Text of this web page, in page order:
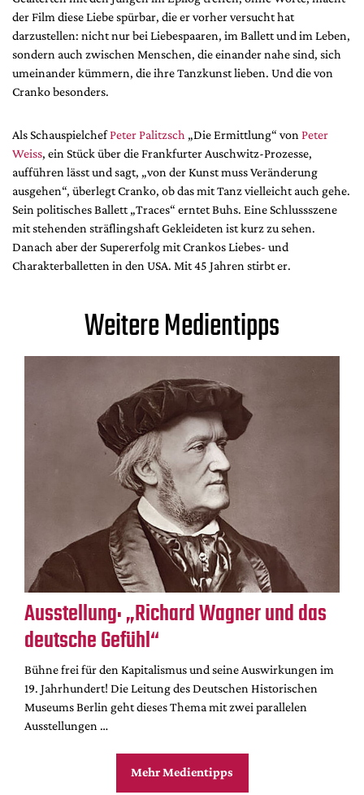
der Film diese Liebe spürbar, die er vorher versucht hat
darzustellen: nicht nur bei Liebespaaren, im Ballett und im Leben,
sondern auch zwischen Menschen, die einander nahe sind, sich
umeinander kümmern, die ihre Tanzkunst lieben. Und die von
Cranko besonders.
Als SchauspielchefPeter Palitzsch „Die Ermittlung“ von Peter
Weiss, ein Stück über die Frankfurter Auschwitz-Prozesse,
aufführen lässt und sagt, „von der Kunst muss Veränderung
ausgehen“, überlegt Cranko, ob das mit Tanz vielleicht auch gehe.
Sein politisches Ballett „Traces“ erntet Buhs. Eine Schlussszene
mit stehenden sträflingshaft Gekleideten ist kurz zu sehen.
Danach aber der Supererfolg mit Crankos Liebes- und
Charakterballetten in den USA. Mit 45 Jahren stirbt er.
Weitere Medientipps
Ausstellung: „Richard Wagner und das
deutsche Gefühl“
Bühne frei für den Kapitalismus und seine Auswirkungen im
19. Jahrhundert! Die Leitung des Deutschen Historischen
Museums Berlin geht dieses Thema mit zwei parallelen
Ausstellungen …
Mehr Medientipps